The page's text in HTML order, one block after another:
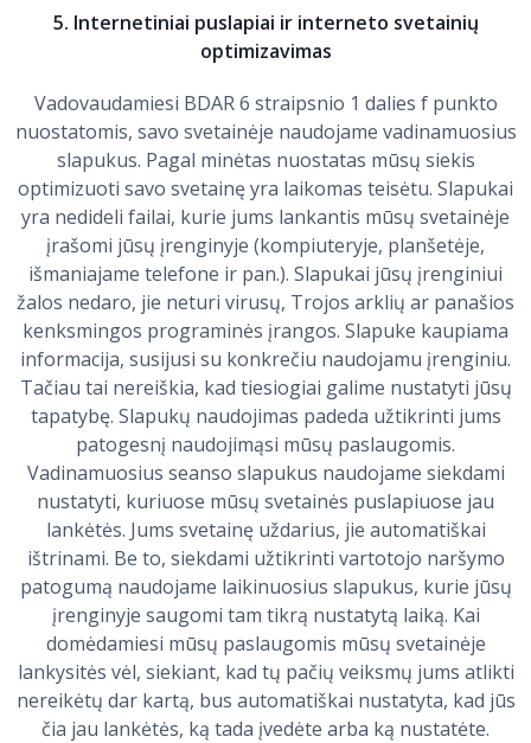
5. Internetiniai puslapiai ir interneto svetainių
optimizavimas
Vadovaudamiesi BDAR 6 straipsnio 1 dalies f punkto
nuostatomis, savo svetainėje naudojame vadinamuosius
slapukus. Pagal minėtas nuostatas mūsų siekis
optimizuoti savo svetainę yra laikomas teisėtu. Slapukai
yra nedideli failai, kurie jums lankantis mūsų svetainėje
įrašomi jūsų įrenginyje (kompiuteryje, planšetėje,
išmaniajame telefone ir pan.). Slapukai jūsų įrenginiui
žalos nedaro, jie neturi virusų, Trojos arklių ar panašios
kenksmingos programinės įrangos. Slapuke kaupiama
informacija, susijusi su konkrečiu naudojamu įrenginiu.
Tačiau tai nereiškia, kad tiesiogiai galime nustatyti jūsų
tapatybę. Slapukų naudojimas padeda užtikrinti jums
patogesnį naudojimąsi mūsų paslaugomis.
Vadinamuosius seanso slapukus naudojame siekdami
nustatyti, kuriuose mūsų svetainės puslapiuose jau
lankėtės. Jums svetainę uždarius, jie automatiškai
ištrinami. Be to, siekdami užtikrinti vartotojo naršymo
patogumą naudojame laikinuosius slapukus, kurie jūsų
įrenginyje saugomi tam tikrą nustatytą laiką. Kai
domėdamiesi mūsų paslaugomis mūsų svetainėje
lankysitės vėl, siekiant, kad tų pačių veiksmų jums atlikti
nereikėtų dar kartą, bus automatiškai nustatyta, kad jūs
čia jau lankėtės, ką tada įvedėte arba ką nustatėte.